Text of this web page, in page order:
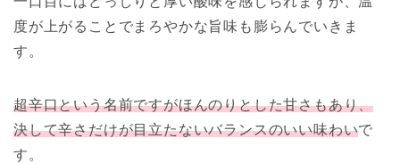
度が上がることでまろやかな旨味も膨らんでいきま
す。
超辛口という名前ですがほんのりとした甘さもあり、
決して辛さだけが目立たないバランスのいい味わいで
す。